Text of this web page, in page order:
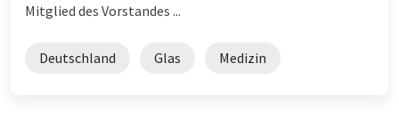
Mitglied des Vorstandes ...
Deutschland Glas Medizin